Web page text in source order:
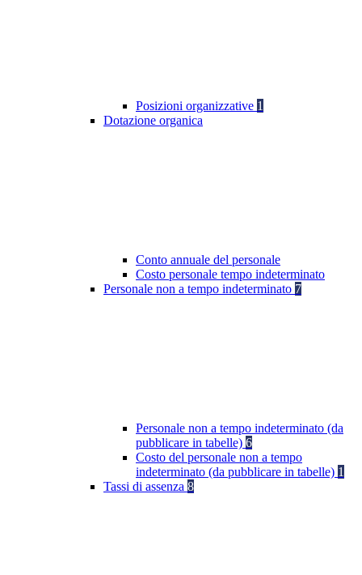
Posizioni organizzative 1
Dotazione organica
Conto annuale del personale
Costo personale tempo indeterminato
Personale non a tempo indeterminato 7
Personale non a tempo indeterminato (da
pubblicare in tabelle) 6
Costo del personale non a tempo
indeterminato (da pubblicare in tabelle) 1
Tassi di assenza 8